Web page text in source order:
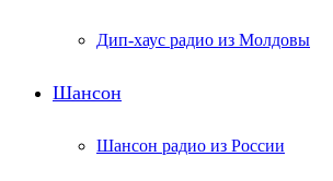
Дип-хаус радио из Молдовы
Шансон
Шансон радио из России